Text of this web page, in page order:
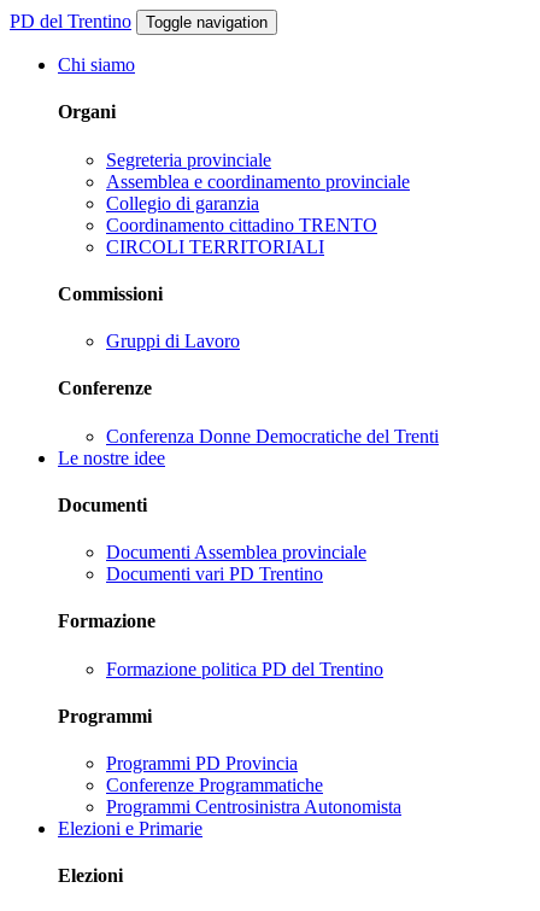
PD del Trentino Toggle navigation
Chi siamo
Organi
Segreteria provinciale
Assemblea e coordinamento provinciale
Collegio di garanzia
Coordinamento cittadino TRENTO
CIRCOLI TERRITORIALI
Commissioni
Gruppi di Lavoro
Conferenze
Conferenza Donne Democratiche del Trenti
Le nostre idee
Documenti
Documenti Assemblea provinciale
Documenti vari PD Trentino
Formazione
Formazione politica PD del Trentino
Programmi
Programmi PD Provincia
Conferenze Programmatiche
Programmi Centrosinistra Autonomista
Elezioni e Primarie
Elezioni